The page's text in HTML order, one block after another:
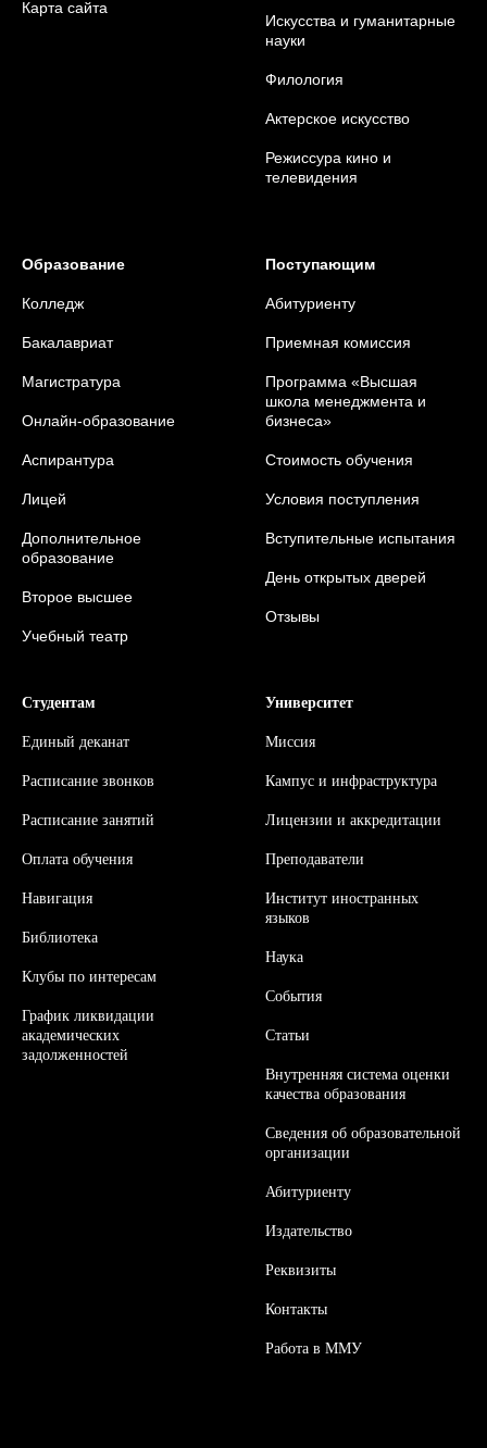
Карта сайта
Искусства и гуманитарные
науки
Филология
Актерское искусство
Режиссура кино и
телевидения
Образование
Колледж
Бакалавриат
Магистратура
Онлайн-образование
Аспирантура
Лицей
Дополнительное
образование
Второе высшее
Учебный театр
Поступающим
Абитуриенту
Приемная комиссия
Программа «Высшая
школа менеджмента и
бизнеса»
Стоимость обучения
Условия поступления
Вступительные испытания
День открытых дверей
Отзывы
Студентам
Единый деканат
Расписание звонков
Расписание занятий
Оплата обучения
Навигация
Библиотека
Клубы по интересам
График ликвидации
академических
задолженностей
Университет
Миссия
Кампус и инфраструктура
Лицензии и аккредитации
Преподаватели
Институт иностранных
языков
Наука
События
Статьи
Внутренняя система оценки
качества образования
Сведения об образовательной
организации
Абитуриенту
Издательство
Реквизиты
Контакты
Работа в ММУ